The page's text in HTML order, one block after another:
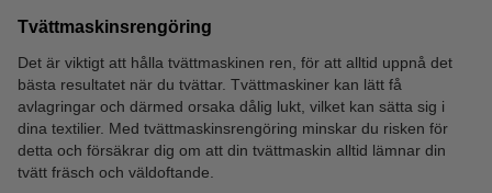
Tvättmaskinsrengöring
Det är viktigt att hålla tvättmaskinen ren, för att alltid uppnå det
bästa resultatet när du tvättar. Tvättmaskiner kan lätt få
avlagringar och därmed orsaka dålig lukt, vilket kan sätta sig i
dina textilier. Med tvättmaskinsrengöring minskar du risken för
detta och försäkrar dig om att din tvättmaskin alltid lämnar din
tvätt fräsch och väldoftande.